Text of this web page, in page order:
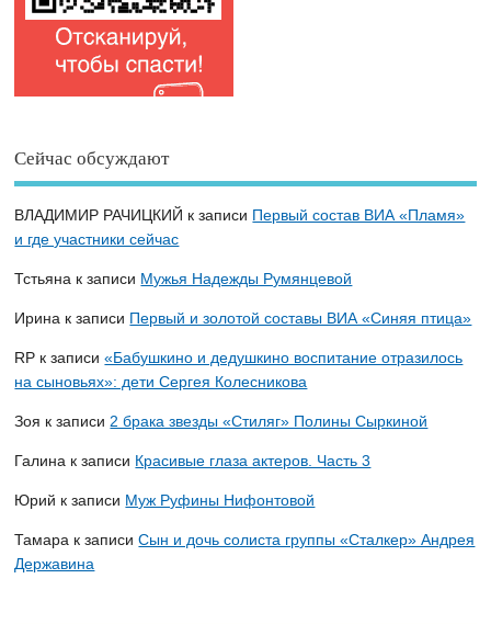
Сейчас обсуждают
ВЛАДИМИР РАЧИЦКИЙ к записи Первый состав ВИА «Пламя»
и где участники сейчас
Тстьяна к записи Мужья Надежды Румянцевой
Ирина к записи Первый и золотой составы ВИА «Синяя птица»
RP к записи«Бабушкино и дедушкино воспитание отразилось
на сыновьях»: дети Сергея Колесникова
Зоя к записи 2 брака звезды «Стиляг» Полины Сыркиной
Галина к записи Красивые глаза актеров. Часть 3
Юрий к записи Муж Руфины Нифонтовой
Тамара к записиСын и дочь солиста группы «Сталкер» Андрея
Державина